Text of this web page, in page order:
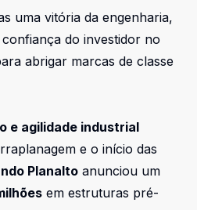
uma vitória da engenharia,
do investidor no
abrigar marcas de classe
e agilidade industrial
e o início das
Planalto anunciou um
em estruturas pré-